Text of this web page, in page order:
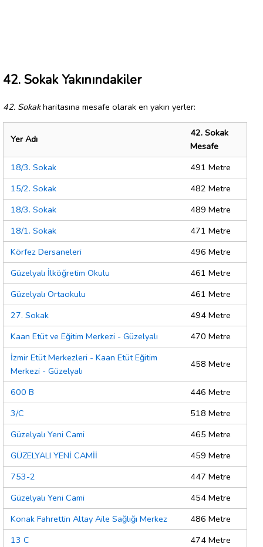
42. Sokak Yakınındakiler
42. Sokakharitasına mesafe olarak en yakın yerler:
Yer Adı
42. Sokak
Mesafe
18/3. Sokak
491 Metre
15/2. Sokak
482 Metre
18/3. Sokak
489 Metre
18/1. Sokak
471 Metre
Körfez Dersaneleri
496 Metre
Güzelyalı İlköğretim Okulu
461 Metre
Güzelyalı Ortaokulu
461 Metre
27. Sokak
494 Metre
Kaan Etüt ve Eğitim Merkezi - Güzelyalı
470 Metre
İzmir Etüt Merkezleri - Kaan Etüt Eğitim
Merkezi - Güzelyalı
458 Metre
600 B
446 Metre
3/C
518 Metre
Güzelyalı Yeni Cami
465 Metre
GÜZELYALI YENİ CAMİİ
459 Metre
753-2
447 Metre
Güzelyalı Yeni Cami
454 Metre
Konak Fahrettin Altay Aile Sağlığı Merkez
486 Metre
13 C
474 Metre